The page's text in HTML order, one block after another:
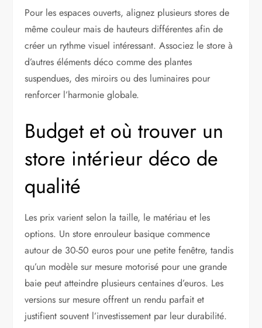
Pour les espaces ouverts, alignez plusieurs stores de
même couleur mais de hauteurs différentes afin de
créer un rythme visuel intéressant. Associez le store à
d’autres éléments déco comme des plantes
suspendues, des miroirs ou des luminaires pour
renforcer l’harmonie globale.
Budget et où trouver un
store intérieur déco de
qualité
Les prix varient selon la taille, le matériau et les
options. Un store enrouleur basique commence
autour de 30-50 euros pour une petite fenêtre, tandis
qu’un modèle sur mesure motorisé pour une grande
baie peut atteindre plusieurs centaines d’euros. Les
versions sur mesure offrent un rendu parfait et
justifient souvent l’investissement par leur durabilité.